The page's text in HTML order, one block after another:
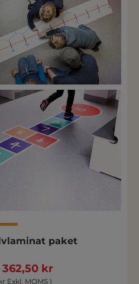
paket
362,50 kr
Exkl. MOMS )